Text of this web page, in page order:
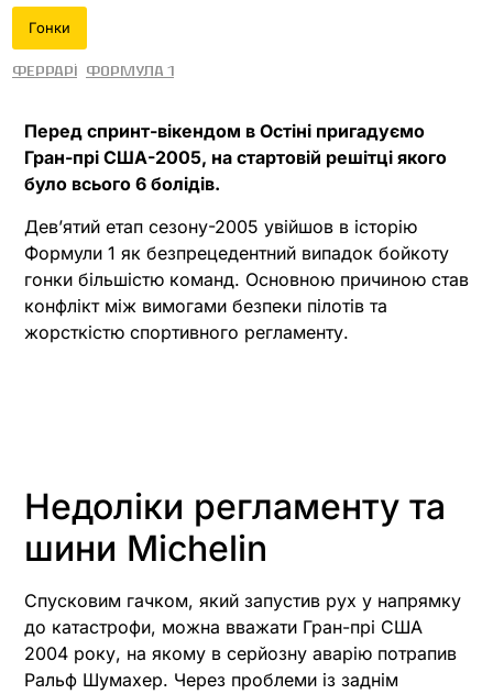
Гонки
Феррарі Формула 1
Перед спринт-вікендом в Остіні пригадуємо
Гран-прі США-2005, на стартовій решітці якого
було всього 6 болідів.
Девʼятий етап сезону-2005 увійшов в історію
Формули 1 як безпрецедентний випадок бойкоту
гонки більшістю команд. Основною причиною став
конфлікт між вимогами безпеки пілотів та
жорсткістю спортивного регламенту.
Недоліки регламенту та
шини Michelin
Спусковим гачком, який запустив рух у напрямку
до катастрофи, можна вважати Гран-прі США
2004 року, на якому в серйозну аварію потрапив
Ральф Шумахер. Через проблеми із заднім